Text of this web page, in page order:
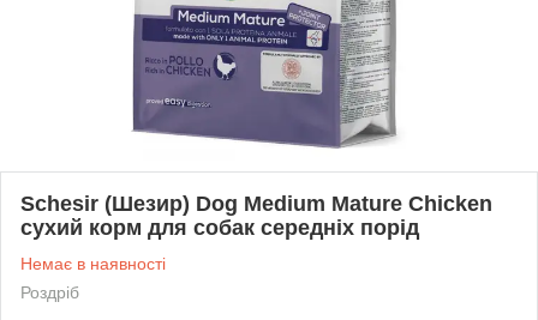
Schesir (Шезир) Dog Medium Mature Chicken
сухий корм для собак середніх порід
Немає в наявності
Роздріб